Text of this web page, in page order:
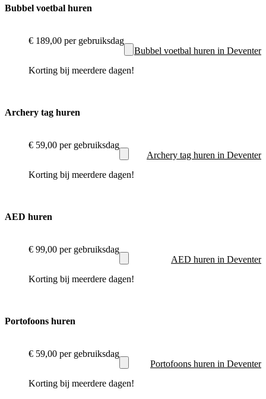
Bubbel voetbal huren
€ 189,00 per gebruiksdag
Korting bij meerdere dagen!
Bubbel voetbal huren in Deventer
Archery tag huren
€ 59,00 per gebruiksdag
Korting bij meerdere dagen!
Archery tag huren in Deventer
AED huren
€ 99,00 per gebruiksdag
Korting bij meerdere dagen!
AED huren in Deventer
Portofoons huren
€ 59,00 per gebruiksdag
Korting bij meerdere dagen!
Portofoons huren in Deventer